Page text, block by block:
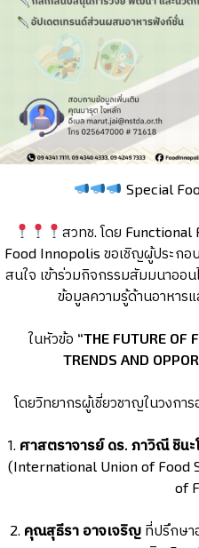
Special
สวทช. โดย
Food Innopolis ขอเชิญผู้ประกอ
สนใจ เข้าร่วมกิจกรรมสัมมนาออ
ข้อมูลความรู้ด้านอาหาร
ในหัวข้อ “THE FUTURE OF
TRENDS AND
โดยวิทยากรผู้เชี่ยวชาญในวงกา
1. ศาสตราจารย์ ดร. ภาวิณี ชินะ
(International Union of Food
of
2. คุณสุธีรา อาจเจริญ ที่ปรึกษา